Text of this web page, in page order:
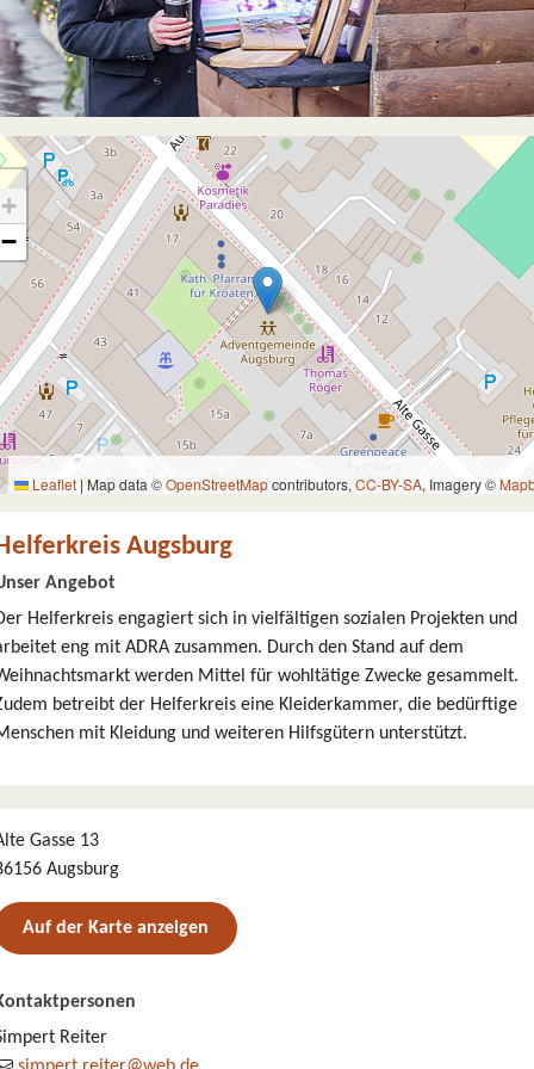
+
−
Leaflet | Map data ©OpenStreetMapcontributors, CC-BY-SA, Imagery ©
Augsburg
Angebot
Helferkreis engagiert sich in vielfältigen sozialen Projekten und
eng mit ADRA zusammen. Durch den Stand auf dem
werden Mittel für wohltätige Zwecke gesammelt.
betreibt der Helferkreis eine Kleiderkammer, die bedürftige
mit Kleidung und weiteren Hilfsgütern unterstützt.
Gasse 13
Augsburg
Auf der Karte anzeigen
Reiter